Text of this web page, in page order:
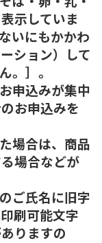
示していま
いにもかかわ
ション）して
。］。
申込みが集中
お申込みを
場合は、商品
場合などが
ご氏名に旧字
刷可能文字
りますの